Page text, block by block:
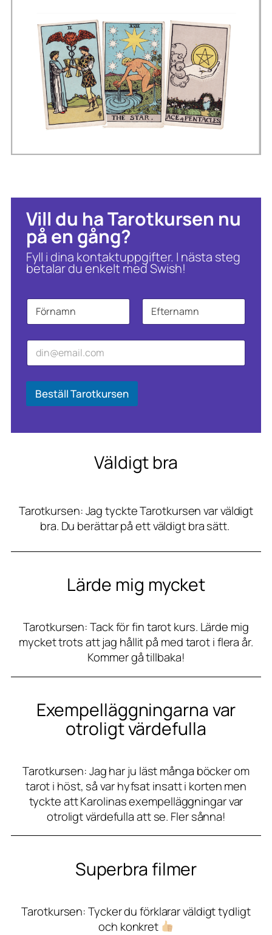
Vill du ha Tarotkursen nu
på en gång?
Fyll i dina kontaktuppgifter. I nästa steg
betalar du enkelt med Swish!
N
m
n
E
p
o
t
p
o
E
p
o
t
Beställ Tarotkursen
Väldigt bra
Tarotkursen: Jag tyckte Tarotkursen var väldigt
bra. Du berättar på ett väldigt bra sätt.
Lärde mig mycket
Tarotkursen: Tack för fin tarot kurs. Lärde mig
mycket trots att jag hållit på med tarot i flera år.
Kommer gå tillbaka!
Exempelläggningarna var
otroligt värdefulla
Tarotkursen: Jag har ju läst många böcker om
tarot i höst, så var hyfsat insatt i korten men
tyckte att Karolinas exempelläggningar var
otroligt värdefulla att se. Fler sånna!
Superbra filmer
Tarotkursen: Tycker du förklarar väldigt tydligt
och konkret